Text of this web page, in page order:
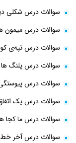
سوالات درس شکلی
سوالات درس میمون
سوالات درس تپه‌ی
سوالات درس پلنگ
سوالات درس
سوالات درس یک
سوالات درس ما
سوالات درس آخر